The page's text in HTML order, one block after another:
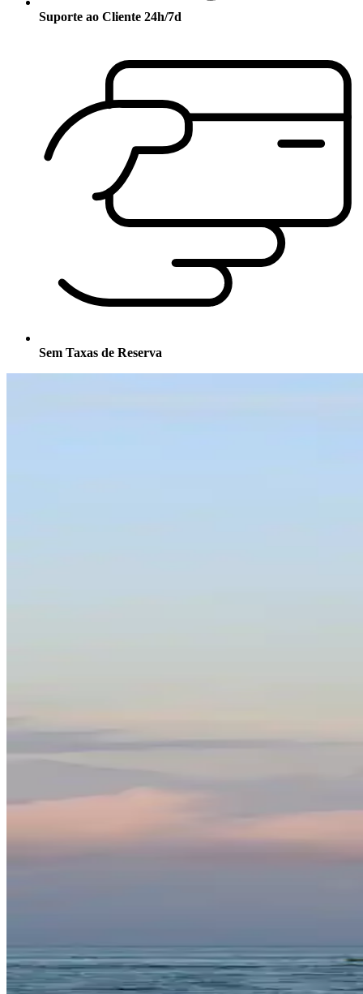
Suporte ao Cliente 24h/7d
Sem Taxas de Reserva